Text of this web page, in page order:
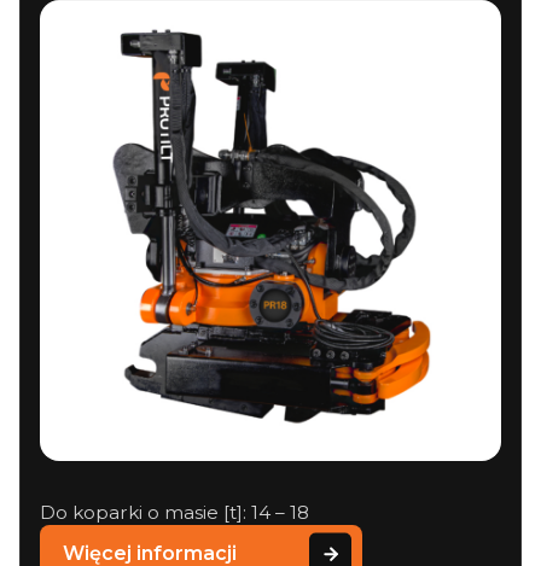
Do koparki o masie [t]: 14 – 18
Więcej informacji